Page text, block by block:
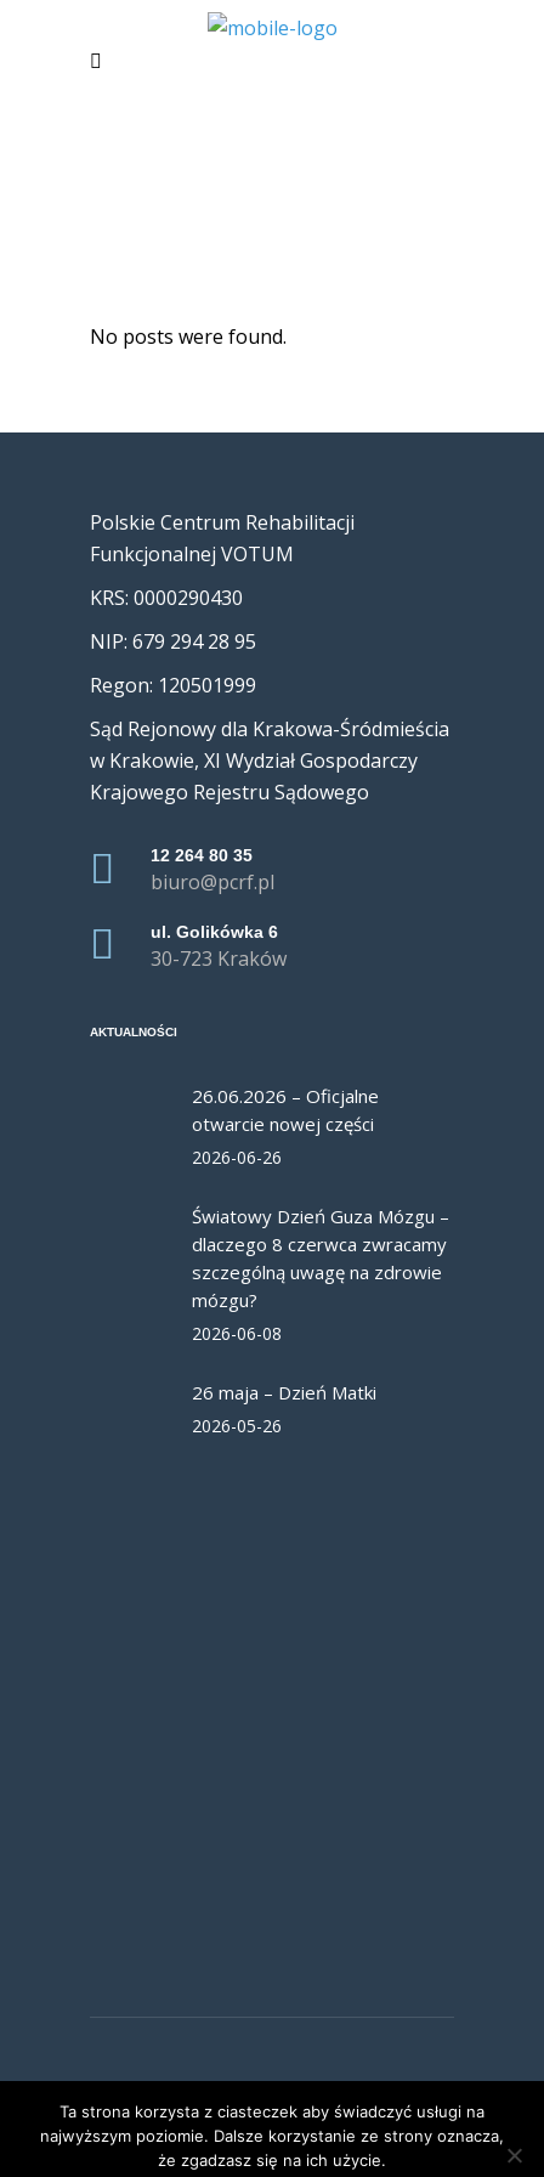
No posts were found.
Polskie Centrum Rehabilitacji
Funkcjonalnej VOTUM
KRS: 0000290430
NIP: 679 294 28 95
Regon: 120501999
Sąd Rejonowy dla Krakowa-Śródmieścia
w Krakowie, XI Wydział Gospodarczy
Krajowego Rejestru Sądowego
12 264 80 35
biuro@pcrf.pl
ul. Golikówka 6
30-723 Kraków
AKTUALNOŚCI
26.06.2026 – Oficjalne
otwarcie nowej części
2026-06-26
Światowy Dzień Guza Mózgu –
dlaczego 8 czerwca zwracamy
szczególną uwagę na zdrowie
mózgu?
2026-06-08
26 maja – Dzień Matki
2026-05-26
PCRF @2022
Ta strona korzysta z ciasteczek aby świadczyć usługi na
najwyższym poziomie. Dalsze korzystanie ze strony oznacza,
że zgadzasz się na ich użycie.